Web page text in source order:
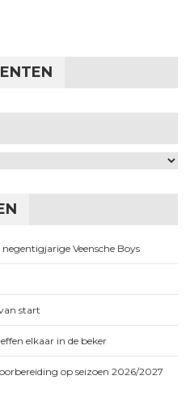
Veensche Boys
start
elkaar in de beker
op seizoen 2026/2027